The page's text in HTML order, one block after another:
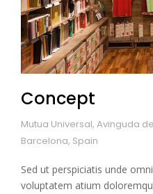
Concept
Mutua Universal, Avinguda
Barcelona, Spain
Sed ut perspiciatis unde
voluptatem atium